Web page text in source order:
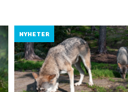
NYHETER